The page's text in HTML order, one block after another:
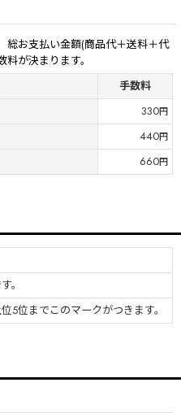
総お支払い金額(商品代＋送料＋代
が決まります。
手数料
330円
440円
660円
。
5位までこのマークがつきます。